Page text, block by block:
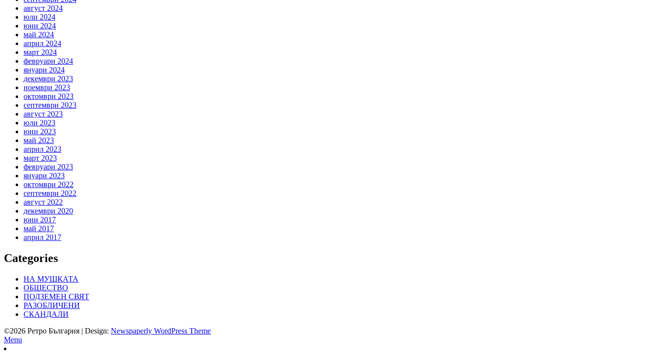
август 2024
юли 2024
юни 2024
май 2024
април 2024
март 2024
февруари 2024
януари 2024
декември 2023
ноември 2023
октомври 2023
септември 2023
август 2023
юли 2023
юни 2023
май 2023
април 2023
март 2023
февруари 2023
януари 2023
октомври 2022
септември 2022
август 2022
декември 2020
юни 2017
май 2017
април 2017
Categories
НА МУШКАТА
ОБЩЕСТВО
ПОДЗЕМЕН СВЯТ
РАЗОБЛИЧЕНИ
СКАНДАЛИ
©2026 Ретро България | Design: Newspaperly WordPress Theme
Menu